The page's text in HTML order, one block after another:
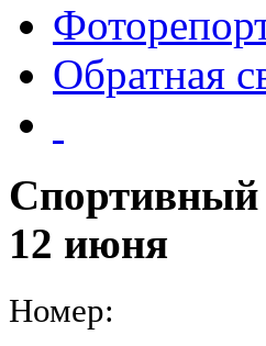
Обратная
Спортивный
12 июня
Номер: